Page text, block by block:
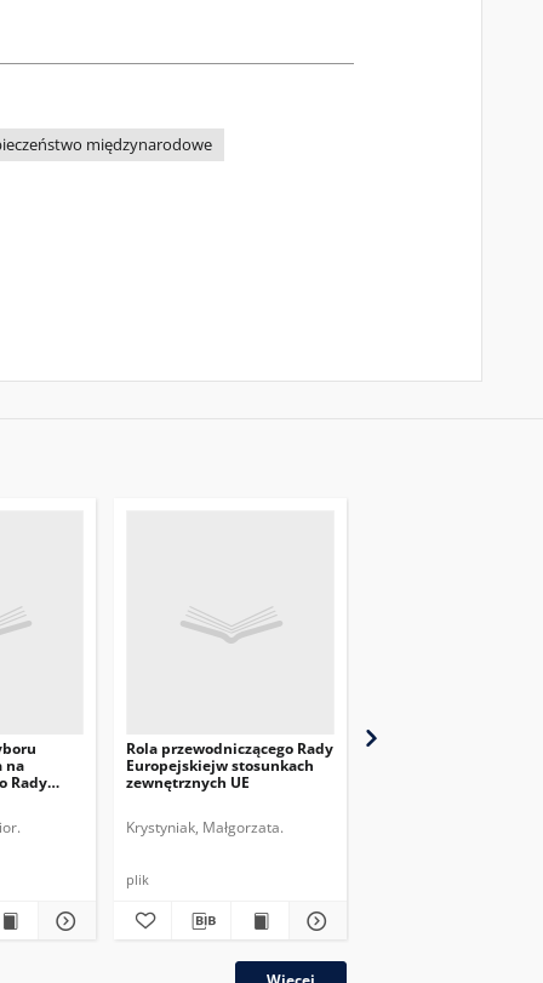
międzynarodowe
na
Rady
Rola przewodniczącego Rady
Europejskiejw stosunkach
zewnętrznych UE
Krystyniak, Małgorzata.
plik